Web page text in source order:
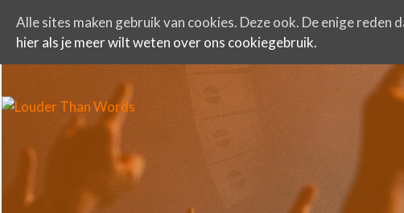
Alle sites maken gebruik van cookies. Deze ook. De enige
hier als je meer wilt weten over ons cookiegebruik.